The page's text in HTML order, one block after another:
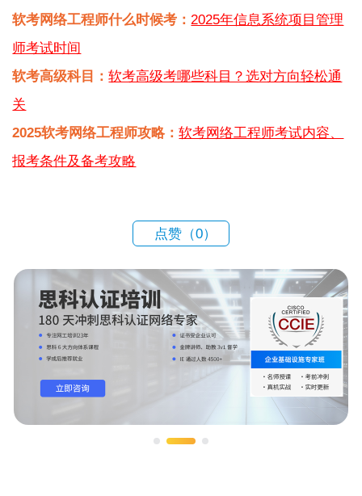
软考网络工程师什么时候考： 2025年信息系统项目管理
师考试时间
软考高级科目：软考高级考哪些科目？选对方向轻松通
关
2025软考网络工程师攻略：软考网络工程师考试内容、
报考条件及备考攻略
点赞（0）